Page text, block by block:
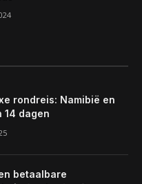
rondreis: Namibië en
14 dagen
betaalbare